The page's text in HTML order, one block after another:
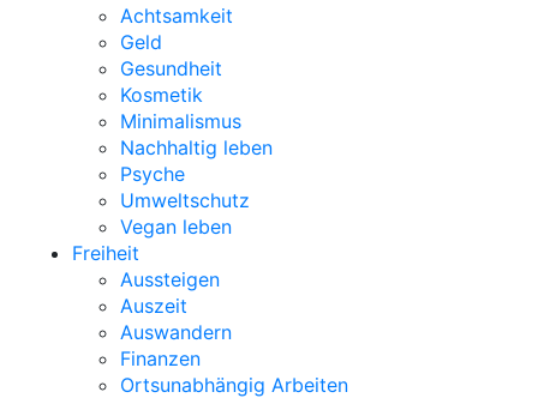
Achtsamkeit
Geld
Gesundheit
Kosmetik
Minimalismus
Nachhaltig leben
Psyche
Umweltschutz
Vegan leben
Freiheit
Aussteigen
Auszeit
Auswandern
Finanzen
Ortsunabhängig Arbeiten